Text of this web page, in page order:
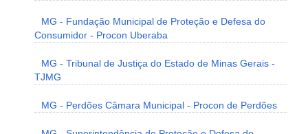
MG - Fundação Municipal de Proteção e Defesa do
Consumidor - Procon Uberaba
MG - Tribunal de Justiça do Estado de Minas Gerais -
TJMG
MG - Perdões Câmara Municipal - Procon de Perdões